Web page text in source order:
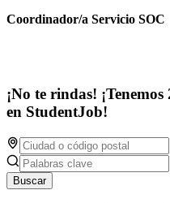
Coordinador/a Servicio SOC
¡No te rindas!
en StudentJob!
Buscar